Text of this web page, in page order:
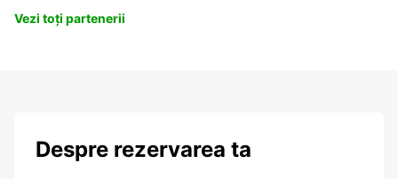
Vezi toți partenerii
Despre rezervarea ta